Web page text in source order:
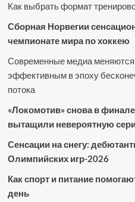
Как выбрать формат
Сборная Норвегии
чемпионате мира по хоккею
Современные медиа меняются:
эффективным в эпоху
потока
«Локомотив» снова в
вытащили невероятную
Сенсации на снегу:
Олимпийских игр-2026
Как спорт и питание
день